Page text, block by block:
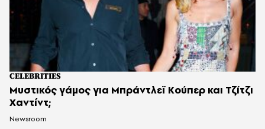
CELEBRITIES
Μυστικός γάμος για Μπράντλεϊ Κούπερ και Τζίτζι
Χαντίντ;
Newsroom